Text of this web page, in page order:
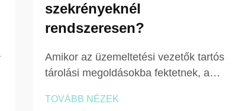
szekrényeknél
rendszeresen?
Amikor az üzemeltetési vezetők tartós
tárolási megoldásokba fektetnek, a
elengedhetetlen ahhoz, hogy megvédjék
TOVÁBB NÉZEK